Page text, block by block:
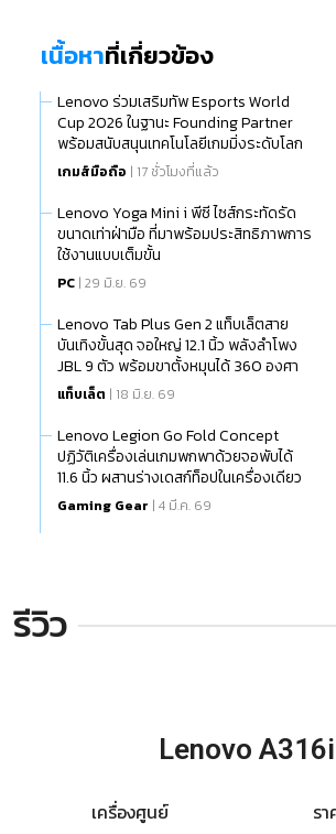
เนื้อหาที่เกี่ยวข้อง
Lenovo ร่วมเสริมทัพ Esports World
Cup 2026 ในฐานะ Founding Partner
พร้อมสนับสนุนเทคโนโลยีเกมมิ่งระดับโลก
เกมส์มือถือ | 17 ชั่วโมงที่แล้ว
Lenovo Yoga Mini i พีซี ไซส์กระทัดรัด
ขนาดเท่าฝ่ามือ ที่มาพร้อมประสิทธิภาพการ
ใช้งานแบบเต็มขั้น
PC | 29 มิ.ย. 69
Lenovo Tab Plus Gen 2 แท็บเล็ตสาย
บันเทิงขั้นสุด จอใหญ่ 12.1 นิ้ว พลังลำโพง
JBL 9 ตัว พร้อมขาตั้งหมุนได้ 360 องศา
แท็บเล็ต | 18 มิ.ย. 69
Lenovo Legion Go Fold Concept
ปฏิวัติเครื่องเล่นเกมพกพาด้วยจอพับได้
11.6 นิ้ว ผสานร่างเดสก์ท็อปในเครื่องเดียว
Gaming Gear | 4 มี.ค. 69
รีวิว
Lenovo A316i
เครื่องศูนย์ ร